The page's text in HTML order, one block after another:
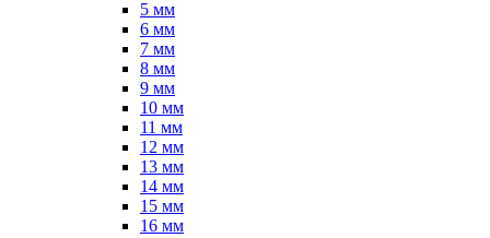
5 мм
6 мм
7 мм
8 мм
9 мм
10 мм
11 мм
12 мм
13 мм
14 мм
15 мм
16 мм